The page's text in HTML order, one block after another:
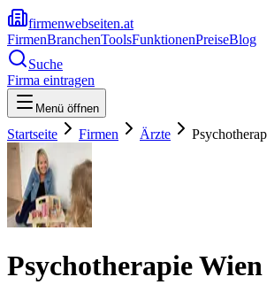
firmenwebseiten.at
FirmenBranchenToolsFunktionenPreiseBlog
Suche
Firma eintragen
Menü öffnen
Startseite Firmen Ärzte
Psychotherapie Wien